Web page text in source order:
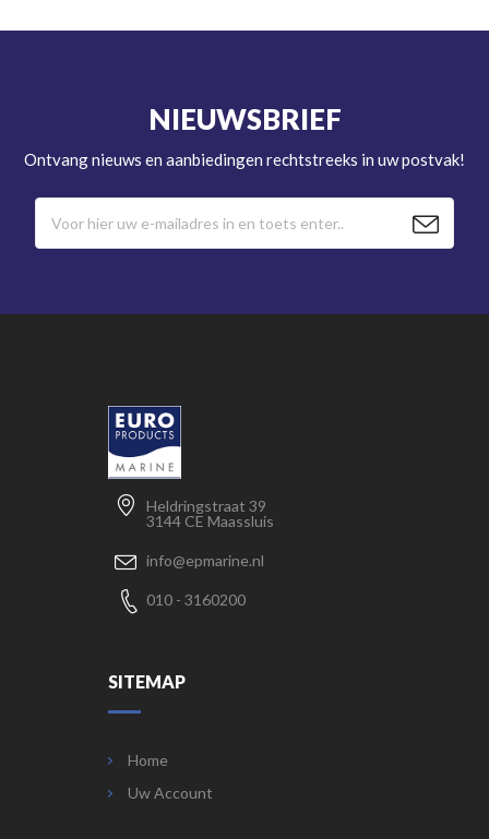
NIEUWSBRIEF
Ontvang nieuws en aanbiedingen rechtstreeks in uw postvak!
Heldringstraat 39
3144 CE Maassluis
info@epmarine.nl
010 - 3160200
SITEMAP
Home
Uw Account